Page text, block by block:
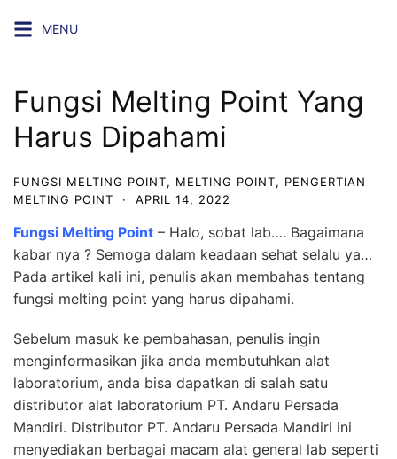
MENU
Fungsi Melting Point Yang
Harus Dipahami
FUNGSI MELTING POINT, MELTING POINT, PENGERTIAN
MELTING POINT
· APRIL 14, 2022
Fungsi Melting Point – Halo, sobat lab…. Bagaimana
kabar nya ? Semoga dalam keadaan sehat selalu ya…
Pada artikel kali ini, penulis akan membahas tentang
fungsi melting point yang harus dipahami.
Sebelum masuk ke pembahasan, penulis ingin
menginformasikan jika anda membutuhkan alat
laboratorium, anda bisa dapatkan di salah satu
distributor alat laboratorium PT. Andaru Persada
Mandiri. Distributor PT. Andaru Persada Mandiri ini
menyediakan berbagai macam alat general lab seperti